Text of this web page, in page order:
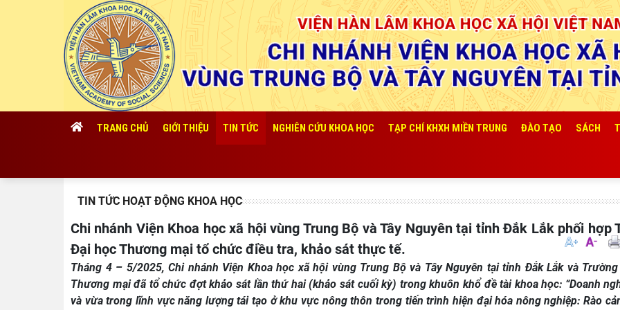
TRANG CHỦ GIỚI THIỆU TIN TỨC NGHIÊN CỨU KHOA HỌC TẠP CHÍ KHXH MIỀN TRUNG ĐÀO TẠO SÁCH
TIN TỨC HOẠT ĐỘNG KHOA HỌC
Chi nhánh Viện Khoa học xã hội vùng Trung Bộ và Tây Nguyên tại tỉnh Đắk Lắk phối hợp Trường
Đại học Thương mại tổ chức điều tra, khảo sát thực tế.
Tháng 4 – 5/2025, Chi nhánh Viện Khoa học xã hội vùng Trung Bộ và Tây Nguyên tại tỉnh Đắk Lắk và
Thương mại đã tổ chức đợt khảo sát lần thứ hai (khảo sát cuối kỳ) trong khuôn khổ đề tài khoa học: “Doanh
và vừa trong lĩnh vực năng lượng tái tạo ở khu vực nông thôn trong tiến trình hiện đại hóa nông nghiệp: Rào